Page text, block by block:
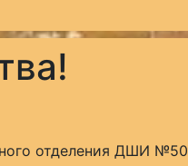
отделения ДШИ №50